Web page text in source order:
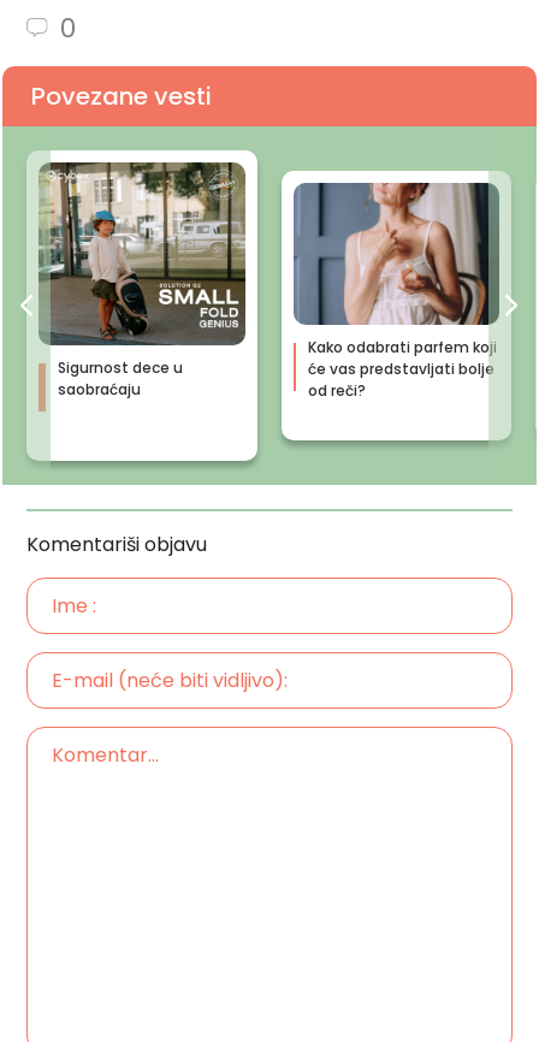
0
Povezane vesti
Sigurnost dece u
saobraćaju
Kako odabrati parfem koji
će vas predstavljati bolje
od reči?
Komentariši objavu